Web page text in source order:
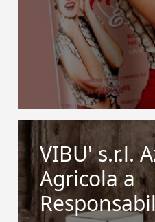
VIBU' s.r.l.
Agricola a